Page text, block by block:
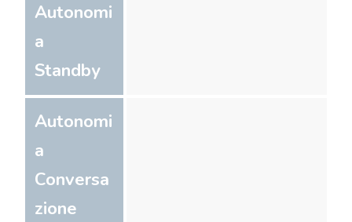
Autonomi
a
Standby
Autonomi
a
Conversa
zione